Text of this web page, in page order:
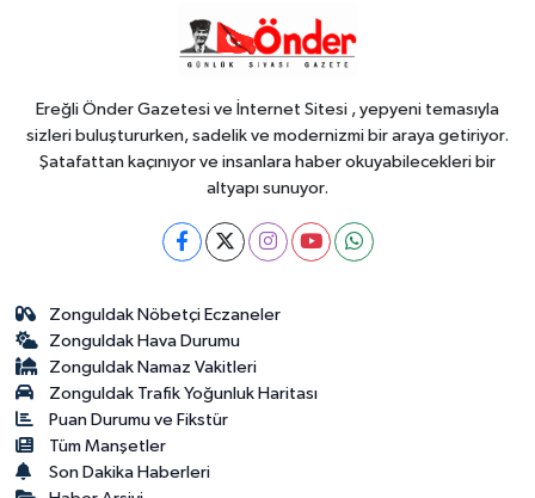
18:45
girişimcilere yeni kapılar açıyor
Ereğli Önder Gazetesi ve İnternet Sitesi , yepyeni temasıyla
sizleri buluştururken, sadelik ve modernizmi bir araya getiriyor.
Şatafattan kaçınıyor ve insanlara haber okuyabilecekleri bir
altyapı sunuyor.
Zonguldak Nöbetçi Eczaneler
Zonguldak Hava Durumu
Zonguldak Namaz Vakitleri
Zonguldak Trafik Yoğunluk Haritası
Puan Durumu ve Fikstür
Tüm Manşetler
Son Dakika Haberleri